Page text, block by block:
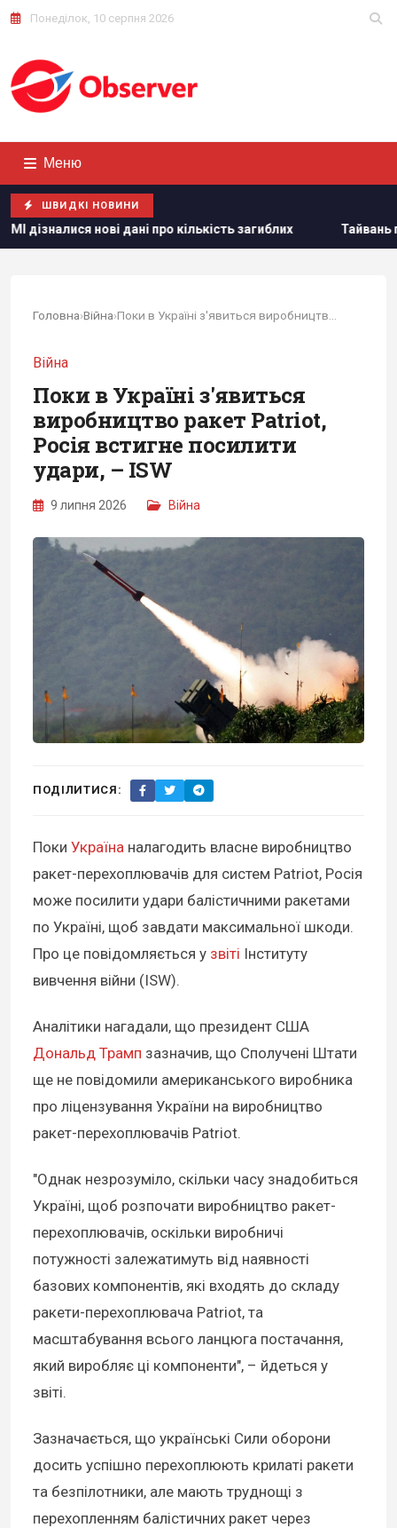
Понеділок, 10 серпня 2026
Меню
ШВИДКІ НОВИНИ
про кількість загиблих Тайвань показав під час
Головна›Війна›
Війна
Поки в Україні з'явиться
виробництво ракет Patriot,
Росія встигне посилити
удари, – ISW
9 липня 2026 Війна
ПОДІЛИТИСЯ:
Поки Україна налагодить власне виробництво
ракет-перехоплювачів для систем Patriot, Росія
може посилити удари балістичними ракетами
по Україні, щоб завдати максимальної шкоди.
Про це повідомляється у звіті Інституту
вивчення війни (ISW).
Аналітики нагадали, що президент США
Дональд Трамп зазначив, що Сполучені Штати
ще не повідомили американського виробника
про ліцензування України на виробництво
ракет-перехоплювачів Patriot.
"Однак незрозуміло, скільки часу знадобиться
Україні, щоб розпочати виробництво ракет-
перехоплювачів, оскільки виробничі
потужності залежатимуть від наявності
базових компонентів, які входять до складу
ракети-перехоплювача Patriot, та
масштабування всього ланцюга постачання,
який виробляє ці компоненти", – йдеться у
звіті.
Зазначається, що українські Сили оборони
досить успішно перехоплюють крилаті ракети
та безпілотники, але мають труднощі з
перехопленням балістичних ракет через